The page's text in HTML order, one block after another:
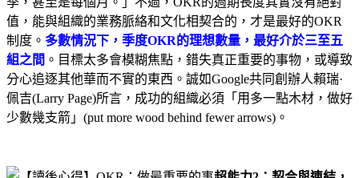
值，能與組織的業務脈絡和文化相契合的，才是最好的OKR
制度。 多數情況下，季度OKR的理想數量，最好介於三至五
組之間 。目標太多會模糊焦點，錯失真正重要的事物，或導致
分心追逐其他華而不實的東西。誠如Google共同創辦人賴瑞·
佩吉(Larry Page)所言，成功的組織必須「用多一點木材，做好
少數幾支箭」(put more wood behind fewer arrows)。